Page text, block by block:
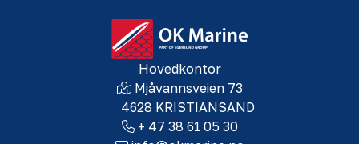
Hovedkontor
Mjåvannsveien 73
4628 KRISTIANSAND
+ 47 38 61 05 30